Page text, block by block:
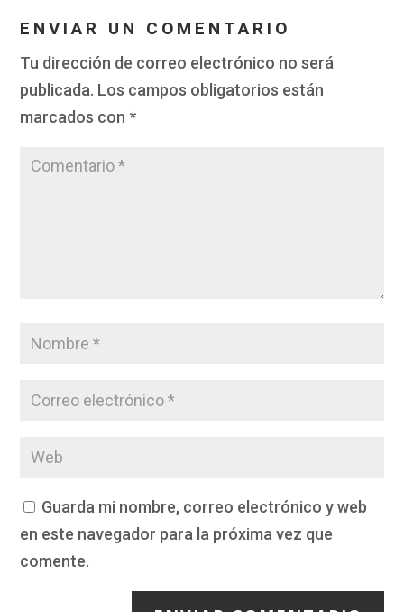
ENVIAR UN COMENTARIO
Tu dirección de correo electrónico no será
publicada. Los campos obligatorios están
marcados con *
Guarda mi nombre, correo electrónico y web
en este navegador para la próxima vez que
comente.